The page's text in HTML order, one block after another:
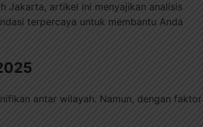
Jakarta, artikel ini menyajikan analisis
terpercaya untuk membantu Anda
antar wilayah. Namun, dengan faktor